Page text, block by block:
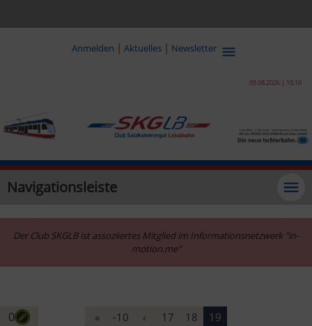
Anmelden | Aktuelles | Newsletter
09.08.2026 | 10:10
Navigationsleiste
Der Club SKGLB ist assoziiertes Mitglied im Informationsnetzwerk "in-
motion.me"
0 « -10 ‹ 17 18 19